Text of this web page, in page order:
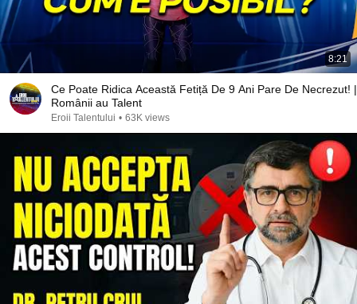
8:21
Ce Poate Ridica Această Fetiță De 9 Ani Pare De Necrezut! |
Românii au Talent
Eroii Talentului • 63K views